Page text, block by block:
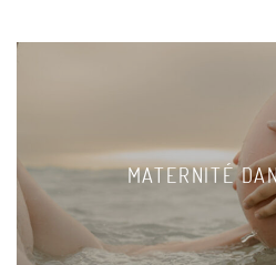
MATERNITÉ